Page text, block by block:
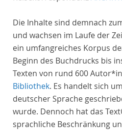
Die Inhalte sind demnach
und wachsen im Laufe der
ein umfangreiches Korpus
Beginn des Buchdrucks bis
Texten von rund 600
Bibliothek. Es handelt sich
deutscher Sprache
wurde. Dennoch hat das
sprachliche Beschränkung